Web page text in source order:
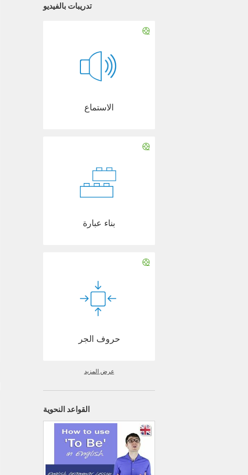
تدريبات بالفيديو
الاستماع
بناء عبارة
حروف الجر
عرض المزيد
القواعد النحوية